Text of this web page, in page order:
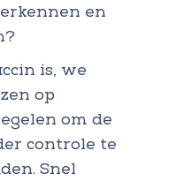
en
is, we
op
om de
controle te
Snel